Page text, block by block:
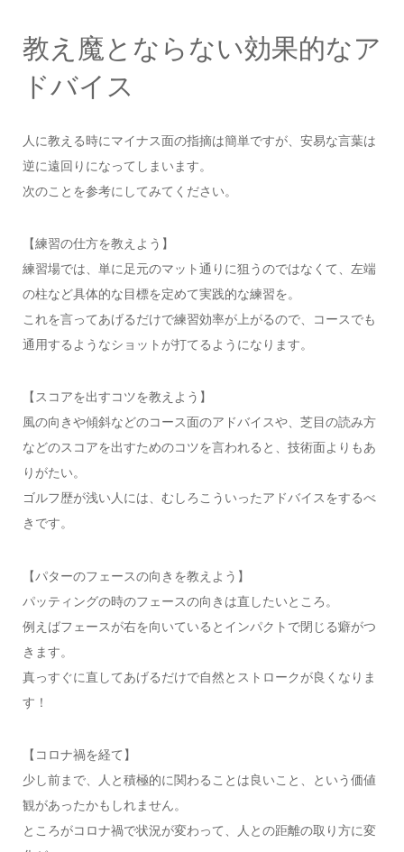
教え魔とならない効果的なア
ドバイス
人に教える時にマイナス面の指摘は簡単ですが、安易な言葉は
逆に遠回りになってしまいます。
次のことを参考にしてみてください。
【練習の仕方を教えよう】
練習場では、単に足元のマット通りに狙うのではなくて、左端
の柱など具体的な目標を定めて実践的な練習を。
これを言ってあげるだけで練習効率が上がるので、コースでも
通用するようなショットが打てるようになります。
【スコアを出すコツを教えよう】
風の向きや傾斜などのコース面のアドバイスや、芝目の読み方
などのスコアを出すためのコツを言われると、技術面よりもあ
りがたい。
ゴルフ歴が浅い人には、むしろこういったアドバイスをするべ
きです。
【パターのフェースの向きを教えよう】
パッティングの時のフェースの向きは直したいところ。
例えばフェースが右を向いているとインパクトで閉じる癖がつ
きます。
真っすぐに直してあげるだけで自然とストロークが良くなりま
す！
【コロナ禍を経て】
少し前まで、人と積極的に関わることは良いこと、という価値
観があったかもしれません。
ところがコロナ禍で状況が変わって、人との距離の取り方に変